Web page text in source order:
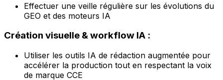
Effectuer une veille régulière sur les évolutions du
GEO et des moteurs IA
Création visuelle & workflow IA :
Utiliser les outils IA de rédaction augmentée pour
accélérer la production tout en respectant la voix
de marque CCE